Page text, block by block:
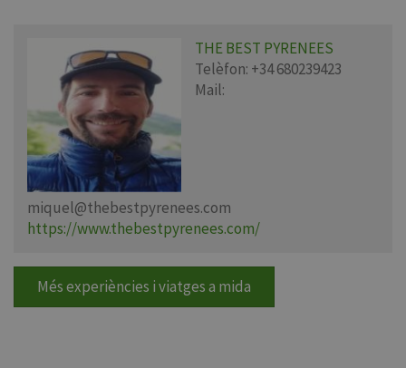
THE BEST PYRENEES
Telèfon: +34 680239423
Mail:
miquel@thebestpyrenees.com
https://www.thebestpyrenees.com/
Més experiències i viatges a mida